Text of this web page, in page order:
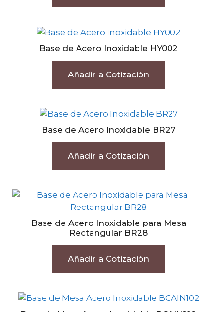
Base de Acero Inoxidable HY002
Añadir a Cotización
Base de Acero Inoxidable BR27
Añadir a Cotización
Base de Acero Inoxidable para Mesa
Rectangular BR28
Añadir a Cotización